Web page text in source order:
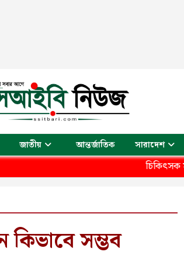
জাতীয় আন্তর্জাতিক সারাদেশ
চিকিৎসক সমাবেশে
কিভাবে সম্ভব